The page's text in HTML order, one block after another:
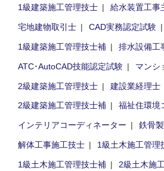
1級建築施工管理技士
給水装置工事
宅地建物取引士
CAD実務認定試験
1級建築施工管理技士補
排水設備工
ATC･AutoCAD技能認定試験
マンシ
2級建築施工管理技士
建設業経理士
2級建築施工管理技士補
福祉住環境
インテリアコーディネーター
鉄骨
解体工事施工技士
1級土木施工管理
1級土木施工管理技士補
2級土木施